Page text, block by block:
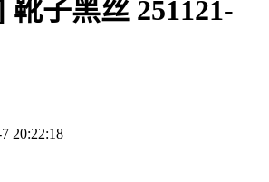
靴子黑丝 251121-
20:22:18